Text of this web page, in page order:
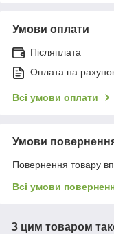
Умови оплати
Післяплата
Оплата на
Всі умови оплати
Умови
Повернення товару
Всі умови
З цим товаром